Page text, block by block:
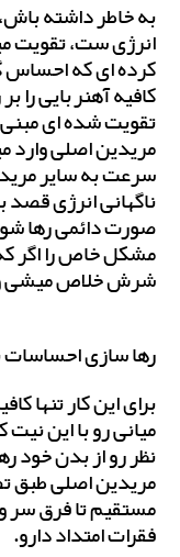
به خاطر داشته
انرژی ست، تقویت
کرده ای که احساس
کافیه آهنربایی
تقویت شده ای
مریدین اصلی وارد
سرعت به سایر
ناگهانی انرژی
صورت دائمی رها
مشکل خاص را اگر
شرش خلاص میشی
رها سازی احساسات
برای این کار تنها
میانی رو با این
نظر رو از بدن خود
مریدین اصلی طبق
مستقیم تا فرق سر و
فقرات امتداد دارو.